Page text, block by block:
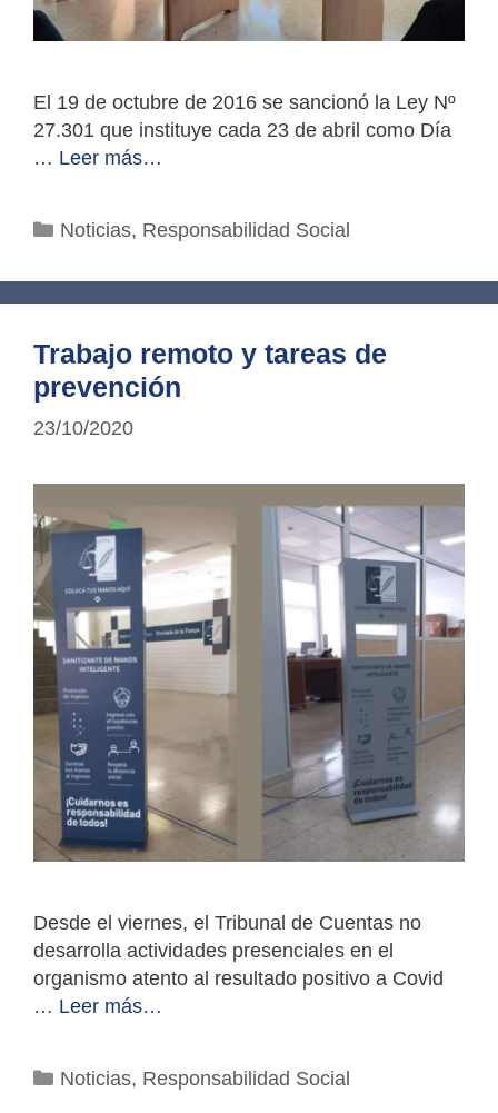
El 19 de octubre de 2016 se sancionó la Ley Nº
27.301 que instituye cada 23 de abril como Día
… Leer más…
Categorías
Noticias, Responsabilidad Social
Trabajo remoto y tareas de
prevención
23/10/2020
Desde el viernes, el Tribunal de Cuentas no
desarrolla actividades presenciales en el
organismo atento al resultado positivo a Covid
… Leer más…
Categorías
Noticias, Responsabilidad Social